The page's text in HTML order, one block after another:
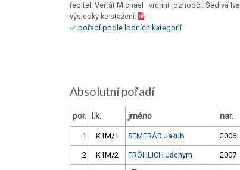
ředitel: Veřtát Michael vrchní rozhodčí: Šedivá Iva
výsledky ke stažení:
pořadí podle lodních kategorií
Absolutní pořadí
por. l.k. jméno nar.
1 K1M/1 SEMERÁD Jakub 2006
2 K1M/2 FRÖHLICH Jáchym 2007